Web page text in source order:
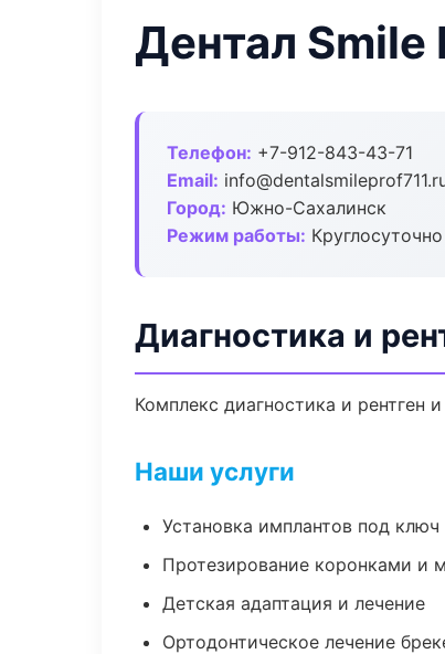
Дентал Smile
Телефон: +7-912-843-43-71
Email:
Город: Южно-Сахалинск
Режим работы: Круглосуточно
Диагностика и
Комплекс диагностика и рентген
Наши услуги
Установка имплантов под ключ
Протезирование коронками и
Детская адаптация и лечение
Ортодонтическое лечение